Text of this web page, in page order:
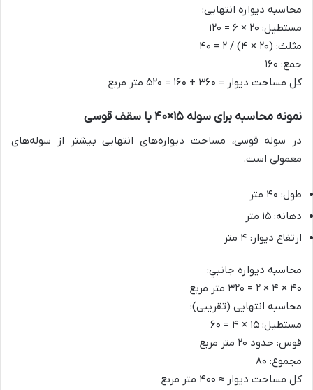
محاسبه دیواره انتهایی:
مستطیل: ۲۰ × ۶ = ۱۲۰
مثلث: (۲۰ × ۴) / ۲ = ۴۰
جمع: ۱۶۰
کل مساحت دیوار = ۳۶۰ + ۱۶۰ = ۵۲۰ متر مربع
نمونه محاسبه برای سوله ۱۵×۴۰ با سقف قوسی
در سوله قوسی، مساحت دیواره‌های انتهایی بیشتر از سوله‌های
معمولی است.
طول: ۴۰ متر
دهانه: ۱۵ متر
ارتفاع دیوار: ۴ متر
محاسبه ديواره جانبي:
۴۰ × ۴ × ۲ = ۳۲۰ متر مربع
محاسبه انتهایی (تقریبی):
مستطیل: ۱۵ × ۴ = ۶۰
قوس: حدود ۲۰ متر مربع
مجموع: ۸۰
کل مساحت دیوار ≈ ۴۰۰ متر مربع